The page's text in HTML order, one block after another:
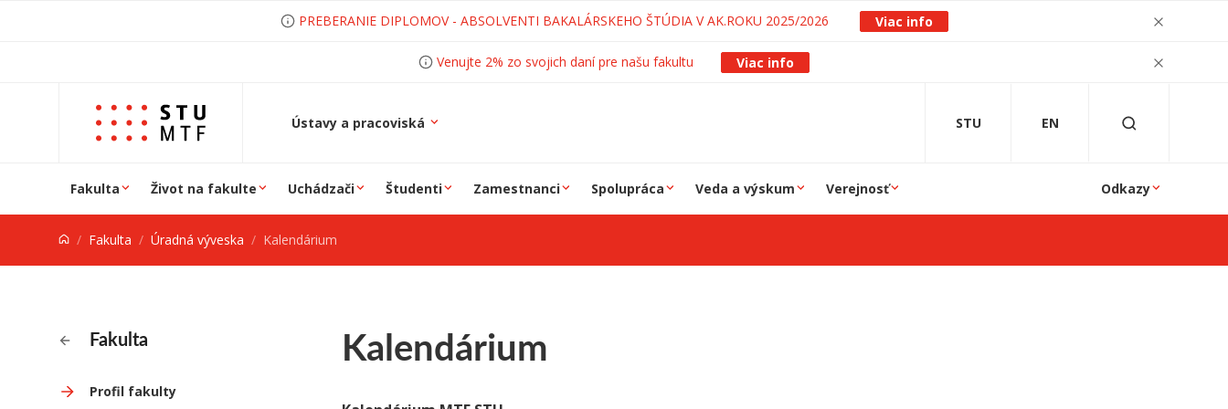
PREBERANIE DIPLOMOV - ABSOLVENTI BAKALÁRSKEHO ŠTÚDIA V AK.ROKU 2025/2026 Viac info
Venujte 2% zo svojich daní pre našu fakultu Viac info
Ústavy a pracoviská STU EN
Fakulta Život na fakulte Uchádzači Študenti Zamestnanci Spolupráca Veda a výskum Verejnosť Odkazy
Fakulta Úradná výveska Kalendárium
Fakulta
Profil fakulty
Kalendárium